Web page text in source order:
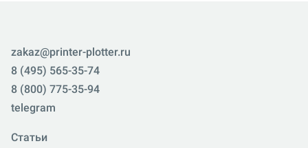
zakaz@printer-plotter.ru
8 (495) 565-35-74
8 (800) 775-35-94
telegram
Статьи